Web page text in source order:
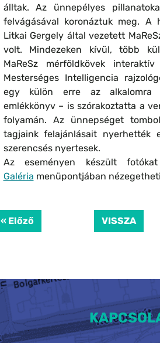
álltak. Az ünnepélyes
felvágásával koronáztuk meg.
Litkai Gergely által vezetett
volt. Mindezeken kívül, több
MaReSz mérföldkövek
Mesterséges Intelligencia
egy külön erre az alkalomra
emlékkönyv – is szórakoztatta a
folyamán. Az ünnepséget
tagjaink felajánlásait nyerhették
szerencsés nyertesek.
Az eseményen készült
Galéria menüpontjában
« Előző VISSZA